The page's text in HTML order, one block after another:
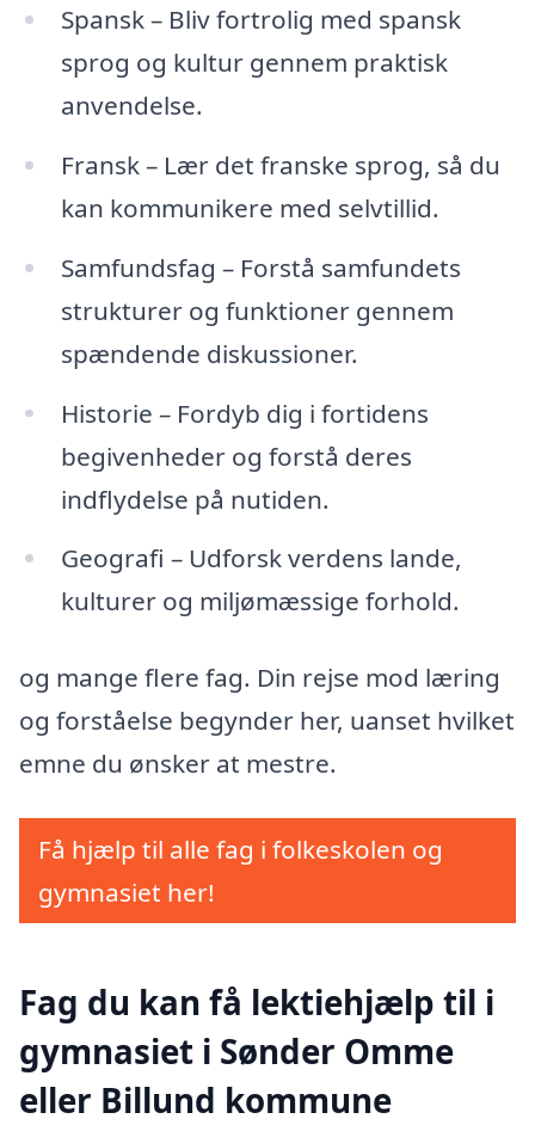
Spansk – Bliv fortrolig med spansk
sprog og kultur gennem praktisk
anvendelse.
Fransk – Lær det franske sprog, så du
kan kommunikere med selvtillid.
Samfundsfag – Forstå samfundets
strukturer og funktioner gennem
spændende diskussioner.
Historie – Fordyb dig i fortidens
begivenheder og forstå deres
indflydelse på nutiden.
Geografi – Udforsk verdens lande,
kulturer og miljømæssige forhold.
og mange flere fag. Din rejse mod læring
og forståelse begynder her, uanset hvilket
emne du ønsker at mestre.
Få hjælp til alle fag i folkeskolen og
gymnasiet her!
Fag du kan få lektiehjælp til i
gymnasiet i Sønder Omme
eller Billund kommune